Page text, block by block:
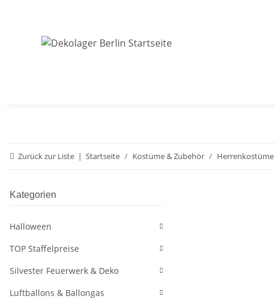
Zurück zur Liste Startseite Kostüme & Zubehör Herrenkostüme
Kategorien
Halloween
TOP Staffelpreise
Silvester Feuerwerk & Deko
Luftballons & Ballongas